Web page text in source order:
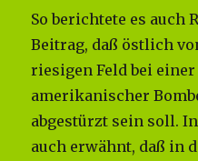
So berichtete es auch
Beitrag, daß östlich
riesigen Feld bei
amerikanischer
abgestürzt sein soll.
auch erwähnt, daß in